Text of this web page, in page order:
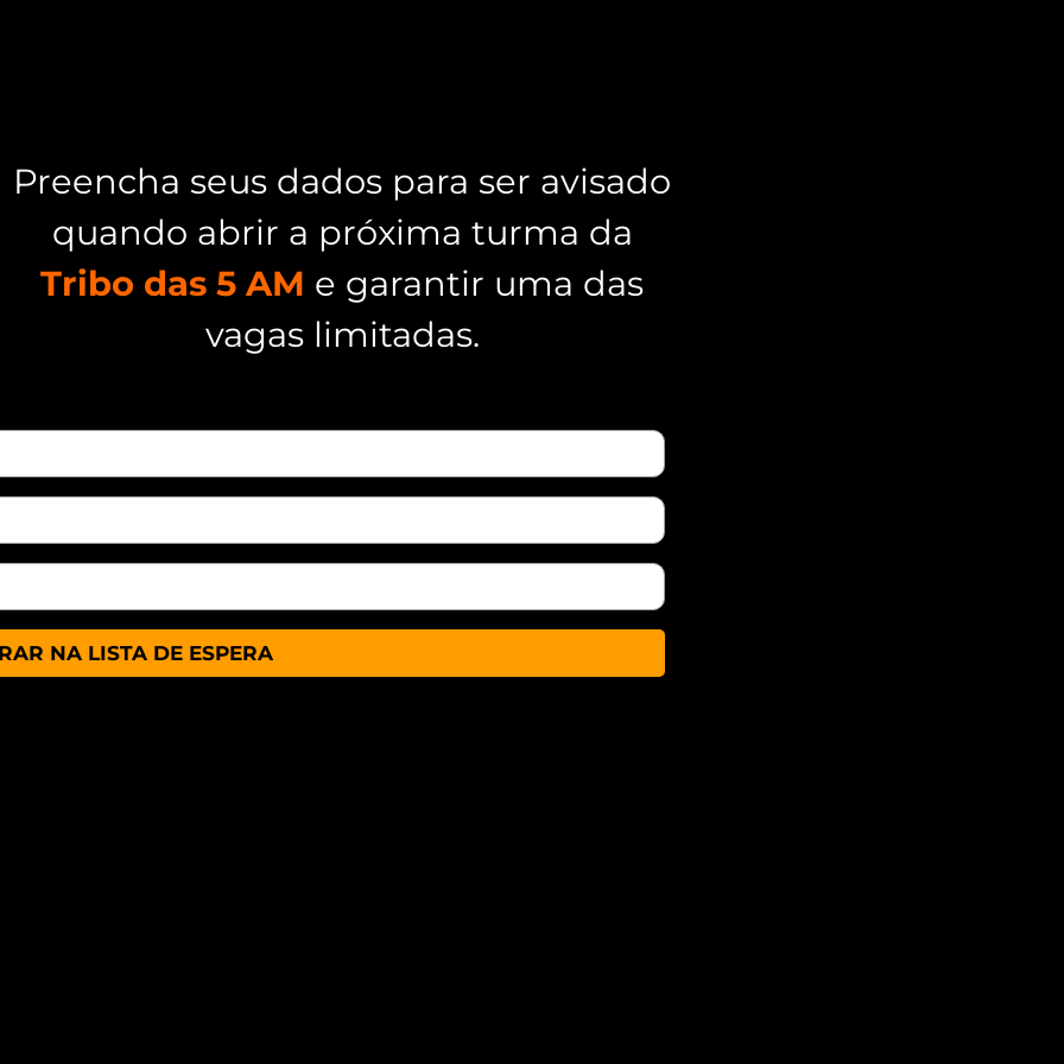
Preencha seus dados para ser avisado
quando abrir a próxima turma da
Tribo das 5 AM e garantir uma das
vagas limitadas.
NA LISTA DE ESPERA